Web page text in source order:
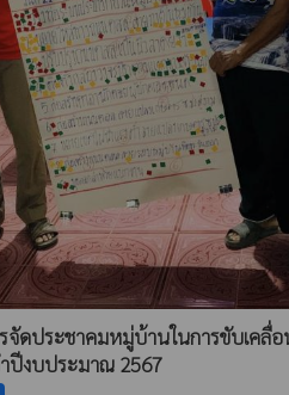
จัดประชาคมหมู่บ้านในการขับเคลื่
ปีงบประมาณ 2567